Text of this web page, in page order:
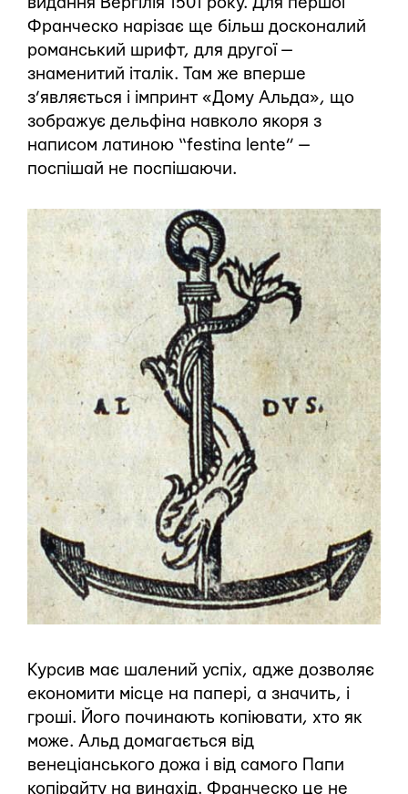
Франческо нарізає ще більш досконалий
романський шрифт, для другої —
знаменитий італік. Там же вперше
з’являється і імпринт «Дому Альда», що
зображує дельфіна навколо якоря з
написом латиною “festina lente” —
поспішай не поспішаючи.
Курсив має шалений успіх, адже дозволяє
економити місце на папері, а значить, і
гроші. Його починають копіювати, хто як
може. Альд домагається від
венеціанського дожа і від самого Папи
копірайту на винахід. Франческо це не